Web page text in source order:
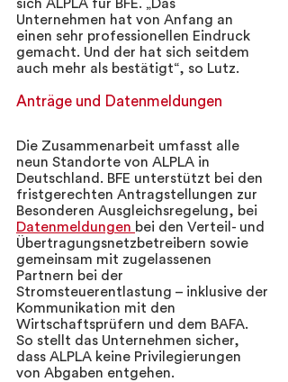
sich ALPLA für BFE. „Das
Unternehmen hat von Anfang an
einen sehr professionellen Eindruck
gemacht. Und der hat sich seitdem
auch mehr als bestätigt“, so Lutz.
Anträge und Datenmeldungen
Die Zusammenarbeit umfasst alle
neun Standorte von ALPLA in
Deutschland. BFE unterstützt bei den
fristgerechten Antragstellungen zur
Besonderen Ausgleichsregelung, bei
Datenmeldungen bei den Verteil- und
Übertragungsnetzbetreibern sowie
gemeinsam mit zugelassenen
Partnern bei der
Stromsteuerentlastung – inklusive der
Kommunikation mit den
Wirtschaftsprüfern und dem BAFA.
So stellt das Unternehmen sicher,
dass ALPLA keine Privilegierungen
von Abgaben entgehen.